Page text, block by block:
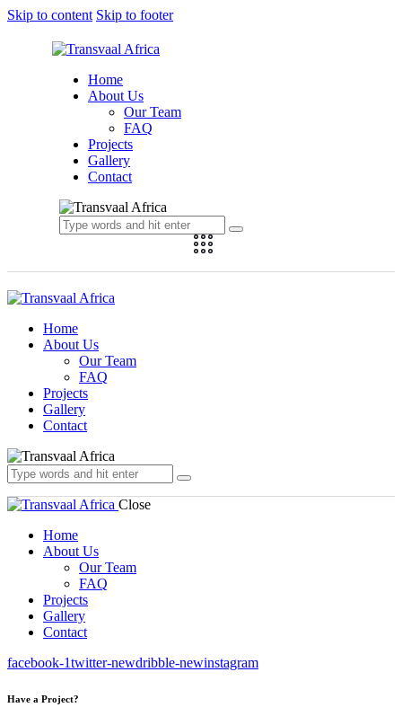
Skip to content Skip to footer
Home
About Us
Our Team
FAQ
Projects
Gallery
Contact
Home
About Us
Our Team
FAQ
Projects
Gallery
Contact
Close
Home
About Us
Our Team
FAQ
Projects
Gallery
Contact
facebook-1twitter-newdribble-newinstagram
Have a Project?